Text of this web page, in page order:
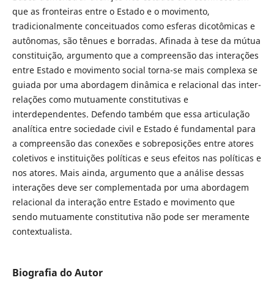
que as fronteiras entre o Estado e o movimento,
tradicionalmente conceituados como esferas dicotômicas e
autônomas, são tênues e borradas. Afinada à tese da mútua
constituição, argumento que a compreensão das interações
entre Estado e movimento social torna-se mais complexa se
guiada por uma abordagem dinâmica e relacional das inter-
relações como mutuamente constitutivas e
interdependentes. Defendo também que essa articulação
analítica entre sociedade civil e Estado é fundamental para
a compreensão das conexões e sobreposições entre atores
coletivos e instituições políticas e seus efeitos nas políticas e
nos atores. Mais ainda, argumento que a análise dessas
interações deve ser complementada por uma abordagem
relacional da interação entre Estado e movimento que
sendo mutuamente constitutiva não pode ser meramente
contextualista.
Biografia do Autor